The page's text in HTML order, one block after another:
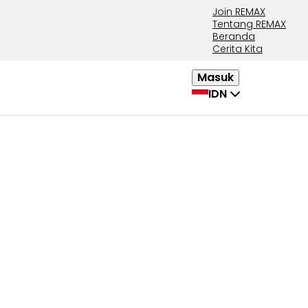
Join REMAX
Tentang REMAX
Beranda
Cerita Kita
Masuk
IDN